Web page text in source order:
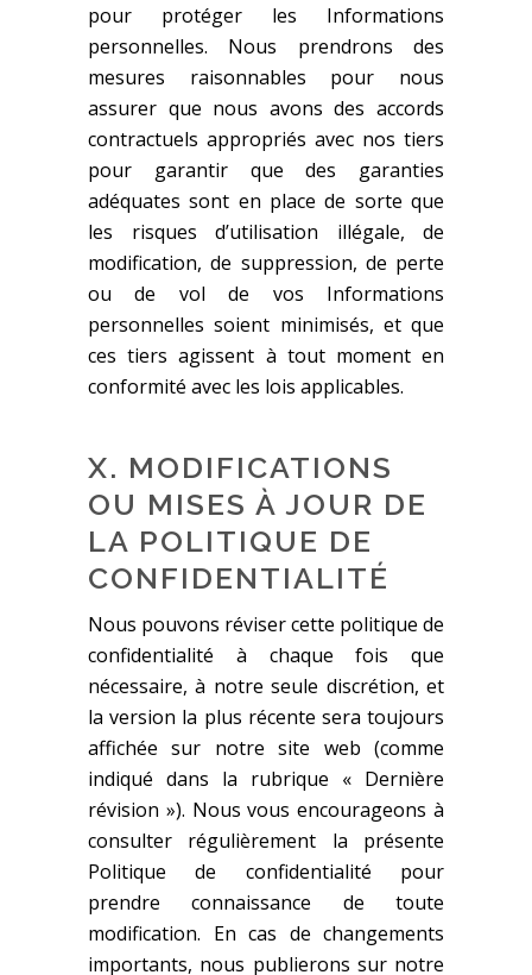
pour protéger les Informations
personnelles. Nous prendrons des
mesures raisonnables pour nous
assurer que nous avons des accords
contractuels appropriés avec nos tiers
pour garantir que des garanties
adéquates sont en place de sorte que
les risques d’utilisation illégale, de
modification, de suppression, de perte
ou de vol de vos Informations
personnelles soient minimisés, et que
ces tiers agissent à tout moment en
conformité avec les lois applicables.
X. MODIFICATIONS
OU MISES À JOUR DE
LA POLITIQUE DE
CONFIDENTIALITÉ
Nous pouvons réviser cette politique de
confidentialité à chaque fois que
nécessaire, à notre seule discrétion, et
la version la plus récente sera toujours
affichée sur notre site web (comme
indiqué dans la rubrique « Dernière
révision »). Nous vous encourageons à
consulter régulièrement la présente
Politique de confidentialité pour
prendre connaissance de toute
modification. En cas de changements
importants, nous publierons sur notre